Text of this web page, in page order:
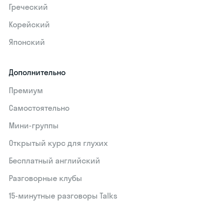
Греческий
Корейский
Японский
Дополнительно
Премиум
Самостоятельно
Мини-группы
Открытый курс для глухих
Бесплатный английский
Разговорные клубы
15‑минутные разговоры Talks